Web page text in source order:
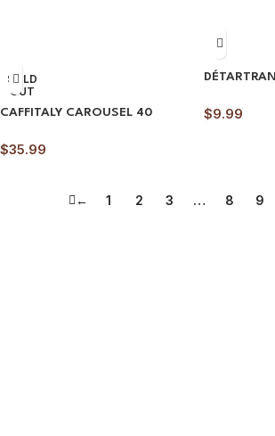
SOLD
OUT
CAFFITALY CAROUSEL 40
$35.99
$9.99
← 1 2 3 … 8 9